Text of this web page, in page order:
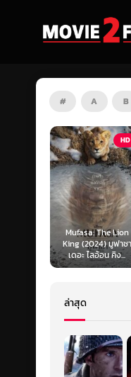
# A B
ZOOM
Obsession (2026)
สาปรักคลั่งหลอน
(SoundTrack) 1X
ล่าสุด